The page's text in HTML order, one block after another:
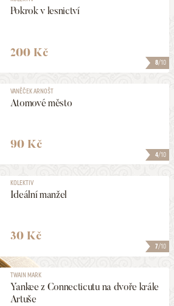
8/10
Pokrok v lesnictví
200 Kč
4/10
VANĚČEK ARNOŠT
Atomové město
90 Kč
7/10
KOLEKTIV
Ideální manžel
30 Kč
TWAIN MARK
Yankee z Connecticutu na dvoře krále
Artuše